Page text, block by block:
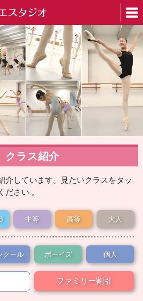
クラス紹介
介しています。見たいクラスをタッ
ださい 。
中等 高等 大人
クール ボーイズ 個人
ファミリー割引